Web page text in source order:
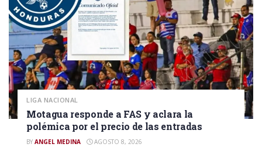
LIGA NACIONAL
Motagua responde a FAS y aclara la
polémica por el precio de las entradas
BY ANGEL MEDINA AGOSTO 8, 2026